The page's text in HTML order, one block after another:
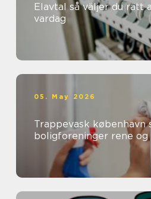
Elavtal så väljer du rätt avtal för din
vardag
05. May 2026
Trappevask københavn sådan sikrer
boligforeninger rene